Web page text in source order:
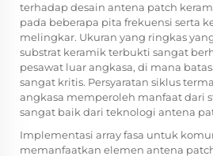
terhadap desain antena patch
pada beberapa pita frekuensi serta
melingkar. Ukuran yang ringkas
substrat keramik terbukti sangat
pesawat luar angkasa, di mana
sangat kritis. Persyaratan siklus
angkasa memperoleh manfaat dari
sangat baik dari teknologi antena
Implementasi array fasa untuk
memanfaatkan elemen antena